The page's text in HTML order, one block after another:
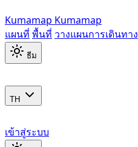
Kumamap Kumamap
แผนที่ พื้นที่ วางแผนการเดินทาง
ธีม
TH
เข้าสู่ระบบ